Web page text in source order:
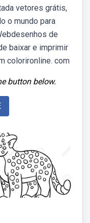
vetores grátis,
o mundo para
de
baixar e imprimir
colorironline. com
button below.